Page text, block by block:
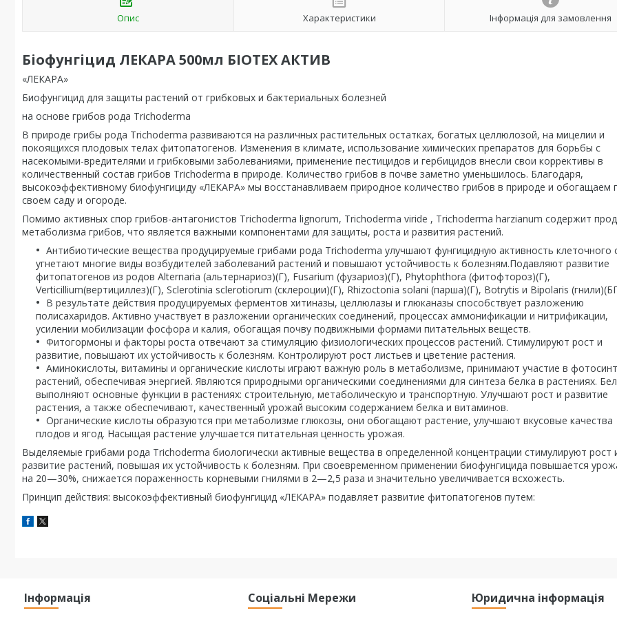
Опис Характеристики Інформація для замовлення
Біофунгіцид ЛЕКАРА 500мл БІОТЕХ АКТИВ
«ЛЕКАРА»
Биофунгицид для защиты растений от грибковых и бактериальных болезней
на основе грибов рода Trichoderma
В природе грибы рода Trichoderma развиваются на различных растительных остатках, богатых целлюлозой, на мицелии и
покоящихся плодовых телах фитопатогенов. Изменения в климате, использование химических препаратов для борьбы с
насекомыми-вредителями и грибковыми заболеваниями, применение пестицидов и гербицидов внесли свои коррективы в
количественный состав грибов Trichoderma в природе. Количество грибов в почве заметно уменьшилось. Благодаря,
высокоэффективному биофунгициду «ЛЕКАРА» мы восстанавливаем природное количество грибов в природе и обогащаем
своем саду и огороде.
Помимо активных спор грибов-антагонистов Trichoderma lignorum, Trichoderma viride , Trichoderma harzianum содержит
метаболизма грибов, что является важными компонентами для защиты, роста и развития растений.
Антибиотические вещества продуцируемые грибами рода Trichoderma улучшают фунгицидную активность клеточного
угнетают многие виды возбудителей заболеваний растений и повышают устойчивость к болезням.Подавляют развитие
фитопатогенов из родов Alternaria (альтернариоз)(Г), Fusarium (фузариоз)(Г), Phytophthora (фитофтороз)(Г),
Verticillium(вертициллез)(Г), Sclerotinia sclerotiorum (склероции)(Г), Rhizoctonia solani (парша)(Г), Botrytis и Bipolaris
В результате действия продуцируемых ферментов хитиназы, целлюлазы и глюканазы способствует разложению
полисахаридов. Активно участвует в разложении органических соединений, процессах аммонификации и нитрификации,
усилении мобилизации фосфора и калия, обогащая почву подвижными формами питательных веществ.
Фитогормоны и факторы роста отвечают за стимуляцию физиологических процессов растений. Стимулируют рост и
развитие, повышают их устойчивость к болезням. Контролируют рост листьев и цветение растения.
Аминокислоты, витамины и органические кислоты играют важную роль в метаболизме, принимают участие в
растений, обеспечивая энергией. Являются природными органическими соединениями для синтеза белка в растениях.
выполняют основные функции в растениях: строительную, метаболическую и транспортную. Улучшают рост и развитие
растения, а также обеспечивают, качественный урожай высоким содержанием белка и витаминов.
Органические кислоты образуются при метаболизме глюкозы, они обогащают растение, улучшают вкусовые качества
плодов и ягод. Насыщая растение улучшается питательная ценность урожая.
Выделяемые грибами рода Trichoderma биологически активные вещества в определенной концентрации стимулируют рост
развитие растений, повышая их устойчивость к болезням. При своевременном применении биофунгицида повышается
на 20—30%, снижается пораженность корневыми гнилями в 2—2,5 раза и значительно увеличивается всхожесть.
Принцип действия: высокоэффективный биофунгицид «ЛЕКАРА» подавляет развитие фитопатогенов путем:
Інформація Соціальні Мережи Юридична інформація